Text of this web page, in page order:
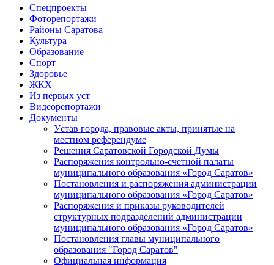
Спецпроекты
Фоторепортажи
Районы Саратова
Культура
Образование
Спорт
Здоровье
ЖКХ
Из пеpвых уст
Видеорепортажи
Документы
Уcтав города, правовые акты, принятые на
местном референдуме
Решения Саратовской Городской Думы
Распоряжения контрольно-счетной палаты
муниципального образования «Город Саратов»
Постановления и распоряжения администрации
муниципального образования «Город Саратов»
Распоряжения и приказы руководителей
структурных подразделений администрации
муниципального образования «Город Саратов»
Постановления главы муниципального
образования "Город Саратов"
Официальная информация